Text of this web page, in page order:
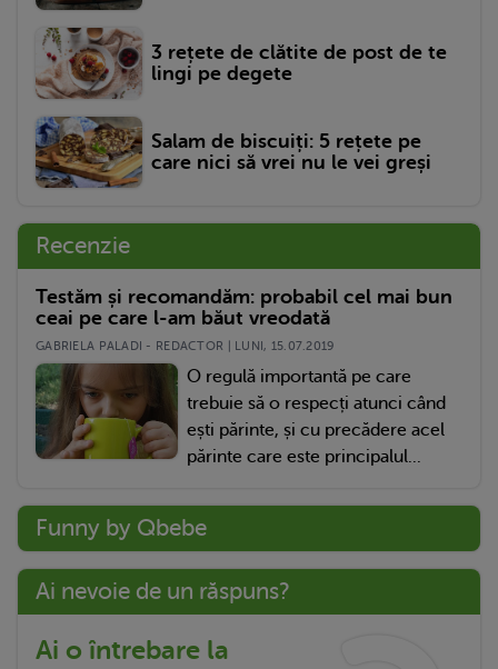
3 rețete de clătite de post de te
lingi pe degete
Salam de biscuiți: 5 rețete pe
care nici să vrei nu le vei greși
Recenzie
Testăm și recomandăm: probabil cel mai bun
ceai pe care l-am băut vreodată
GABRIELA PALADI - REDACTOR | LUNI, 15.07.2019
O regulă importantă pe care
trebuie să o respecți atunci când
ești părinte, și cu precădere acel
părinte care este principalul...
Funny by Qbebe
Ai nevoie de un răspuns?
Ai o întrebare la